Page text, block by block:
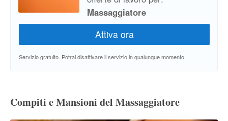
Massaggiatore
Servizio gratuito. Potrai disattivare il servizio in qualunque momento
Compiti e Mansioni del Massaggiatore